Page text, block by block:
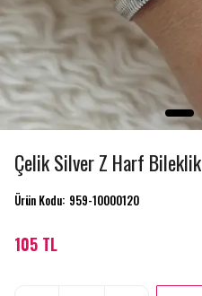
Çelik Silver Z Harf Bileklik
Ürün Kodu: 959-10000120
105 TL